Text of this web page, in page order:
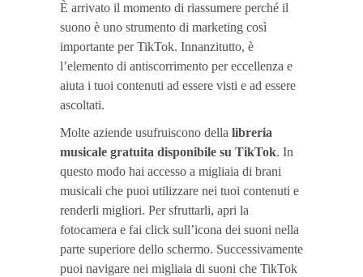
È arrivato il momento di riassumere perché il
suono è uno strumento di marketing così
importante per TikTok. Innanzitutto, è
l’elemento di antiscorrimento per eccellenza e
aiuta i tuoi contenuti ad essere visti e ad essere
ascoltati.
Molte aziende usufruiscono della libreria
musicale gratuita disponibile su TikTok. In
questo modo hai accesso a migliaia di brani
musicali che puoi utilizzare nei tuoi contenuti e
renderli migliori. Per sfruttarli, apri la
fotocamera e fai click sull’icona dei suoni nella
parte superiore dello schermo. Successivamente
puoi navigare nei migliaia di suoni che TikTok